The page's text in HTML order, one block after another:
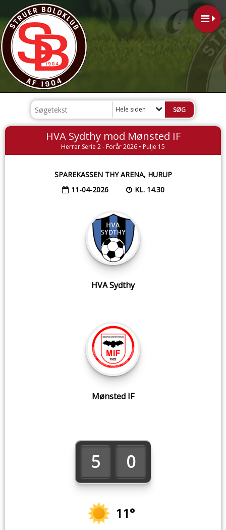
Hele siden
HVA Sydthy mod Mønsted IF
Herrer Serie 2 - Forår 2026 • Pulje 15
SPAREKASSEN THY ARENA, HURUP
11-04-2026
KL. 14.30
HVA Sydthy
5 0
11°
Mønsted IF